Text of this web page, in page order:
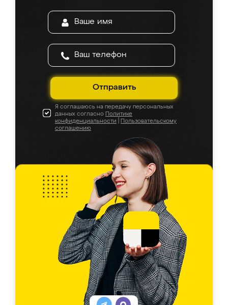
Отправить
Я соглашаюсь на передачу персональных
данных согласно Политике
конфиденциальности
Пользовательскому
соглашению